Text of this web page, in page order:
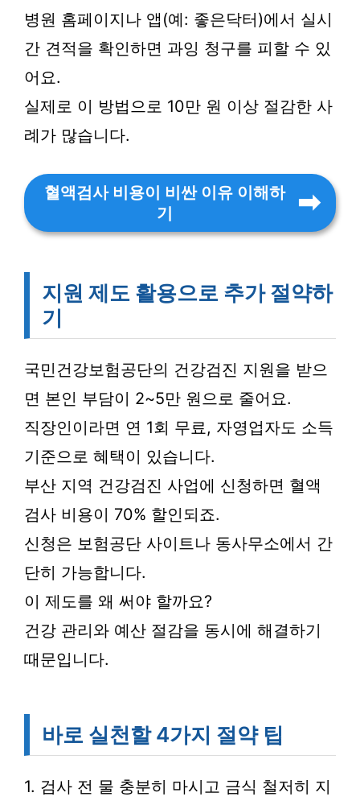
병원 홈페이지나 앱(예: 좋은닥터)에서 실시
간 견적을 확인하면 과잉 청구를 피할 수 있
어요.
실제로 이 방법으로 10만 원 이상 절감한 사
례가 많습니다.
혈액검사 비용이 비싼 이유 이해하
기
지원 제도 활용으로 추가 절약하
기
국민건강보험공단의 건강검진 지원을 받으
면 본인 부담이 2~5만 원으로 줄어요.
직장인이라면 연 1회 무료, 자영업자도 소득
기준으로 혜택이 있습니다.
부산 지역 건강검진 사업에 신청하면 혈액
검사 비용이 70% 할인되죠.
신청은 보험공단 사이트나 동사무소에서 간
단히 가능합니다.
이 제도를 왜 써야 할까요?
건강 관리와 예산 절감을 동시에 해결하기
때문입니다.
바로 실천할 4가지 절약 팁
1. 검사 전 물 충분히 마시고 금식 철저히 지